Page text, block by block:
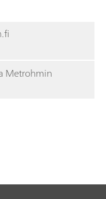
Metrohmin